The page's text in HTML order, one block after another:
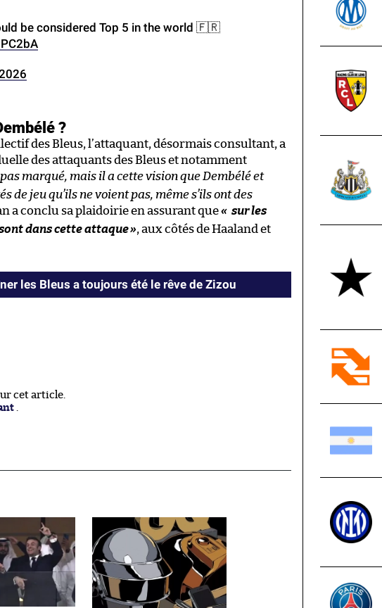
be considered Top 5 in the world 🇫🇷
?
des Bleus, l’attaquant, désormais consultant, a
des attaquants des Bleus et notamment
pas marqué, mais il a cette vision que Dembélé et
de jeu qu’ils ne voient pas, même s’ils ont des
a conclu sa plaidoirie en assurant que« sur les
dans cette attaque», aux côtés de Haaland et
les Bleus a toujours été le rêve de Zizou
cet article.